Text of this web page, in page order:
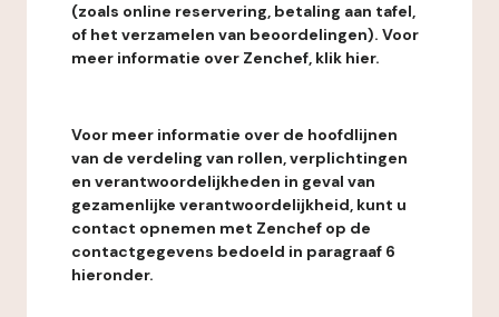
(zoals online reservering, betaling aan tafel,
of het verzamelen van beoordelingen). Voor
meer informatie over Zenchef, klik hier.
Voor meer informatie over de hoofdlijnen
van de verdeling van rollen, verplichtingen
en verantwoordelijkheden in geval van
gezamenlijke verantwoordelijkheid, kunt u
contact opnemen met Zenchef op de
contactgegevens bedoeld in paragraaf 6
hieronder.